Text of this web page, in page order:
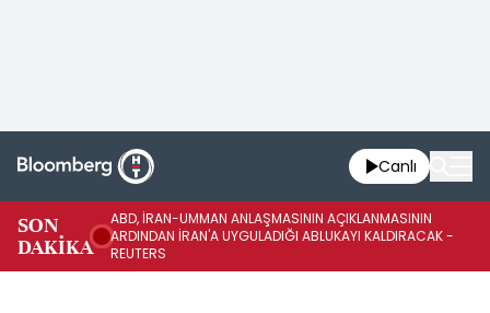
Canlı
SON
DAKİKA
ABD, İRAN-UMMAN ANLAŞMASININ AÇIKLANMASININ
ARDINDAN İRAN'A UYGULADIĞI ABLUKAYI KALDIRACAK -
REUTERS